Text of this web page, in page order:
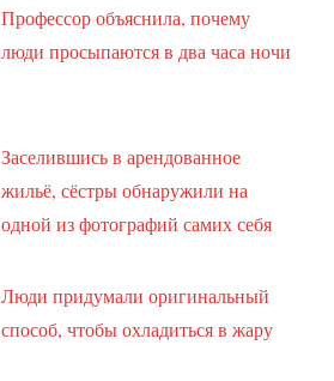
Профессор объяснила, почему
люди просыпаются в два часа ночи
Заселившись в арендованное
жильё, сёстры обнаружили на
одной из фотографий самих себя
Люди придумали оригинальный
способ, чтобы охладиться в жару